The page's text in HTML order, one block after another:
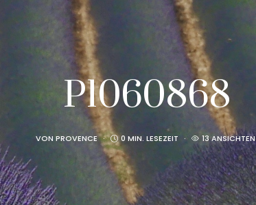
P1060868
VON PROVENCE 0 MIN. LESEZEIT 13 ANSICHTEN